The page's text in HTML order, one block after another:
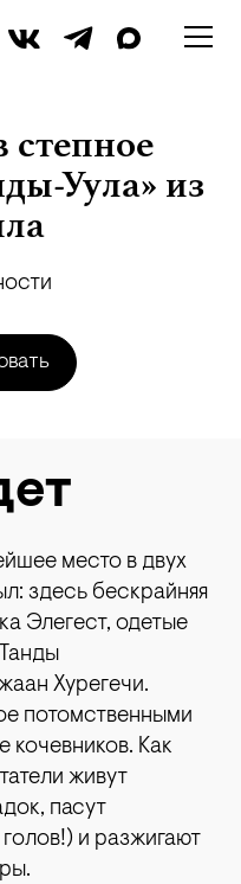
степное
Уула» из
место в двух
здесь бескрайняя
Элегест, одетые
Хурегечи.
потомственными
кочевников. Как
живут
пасут
и разжигают